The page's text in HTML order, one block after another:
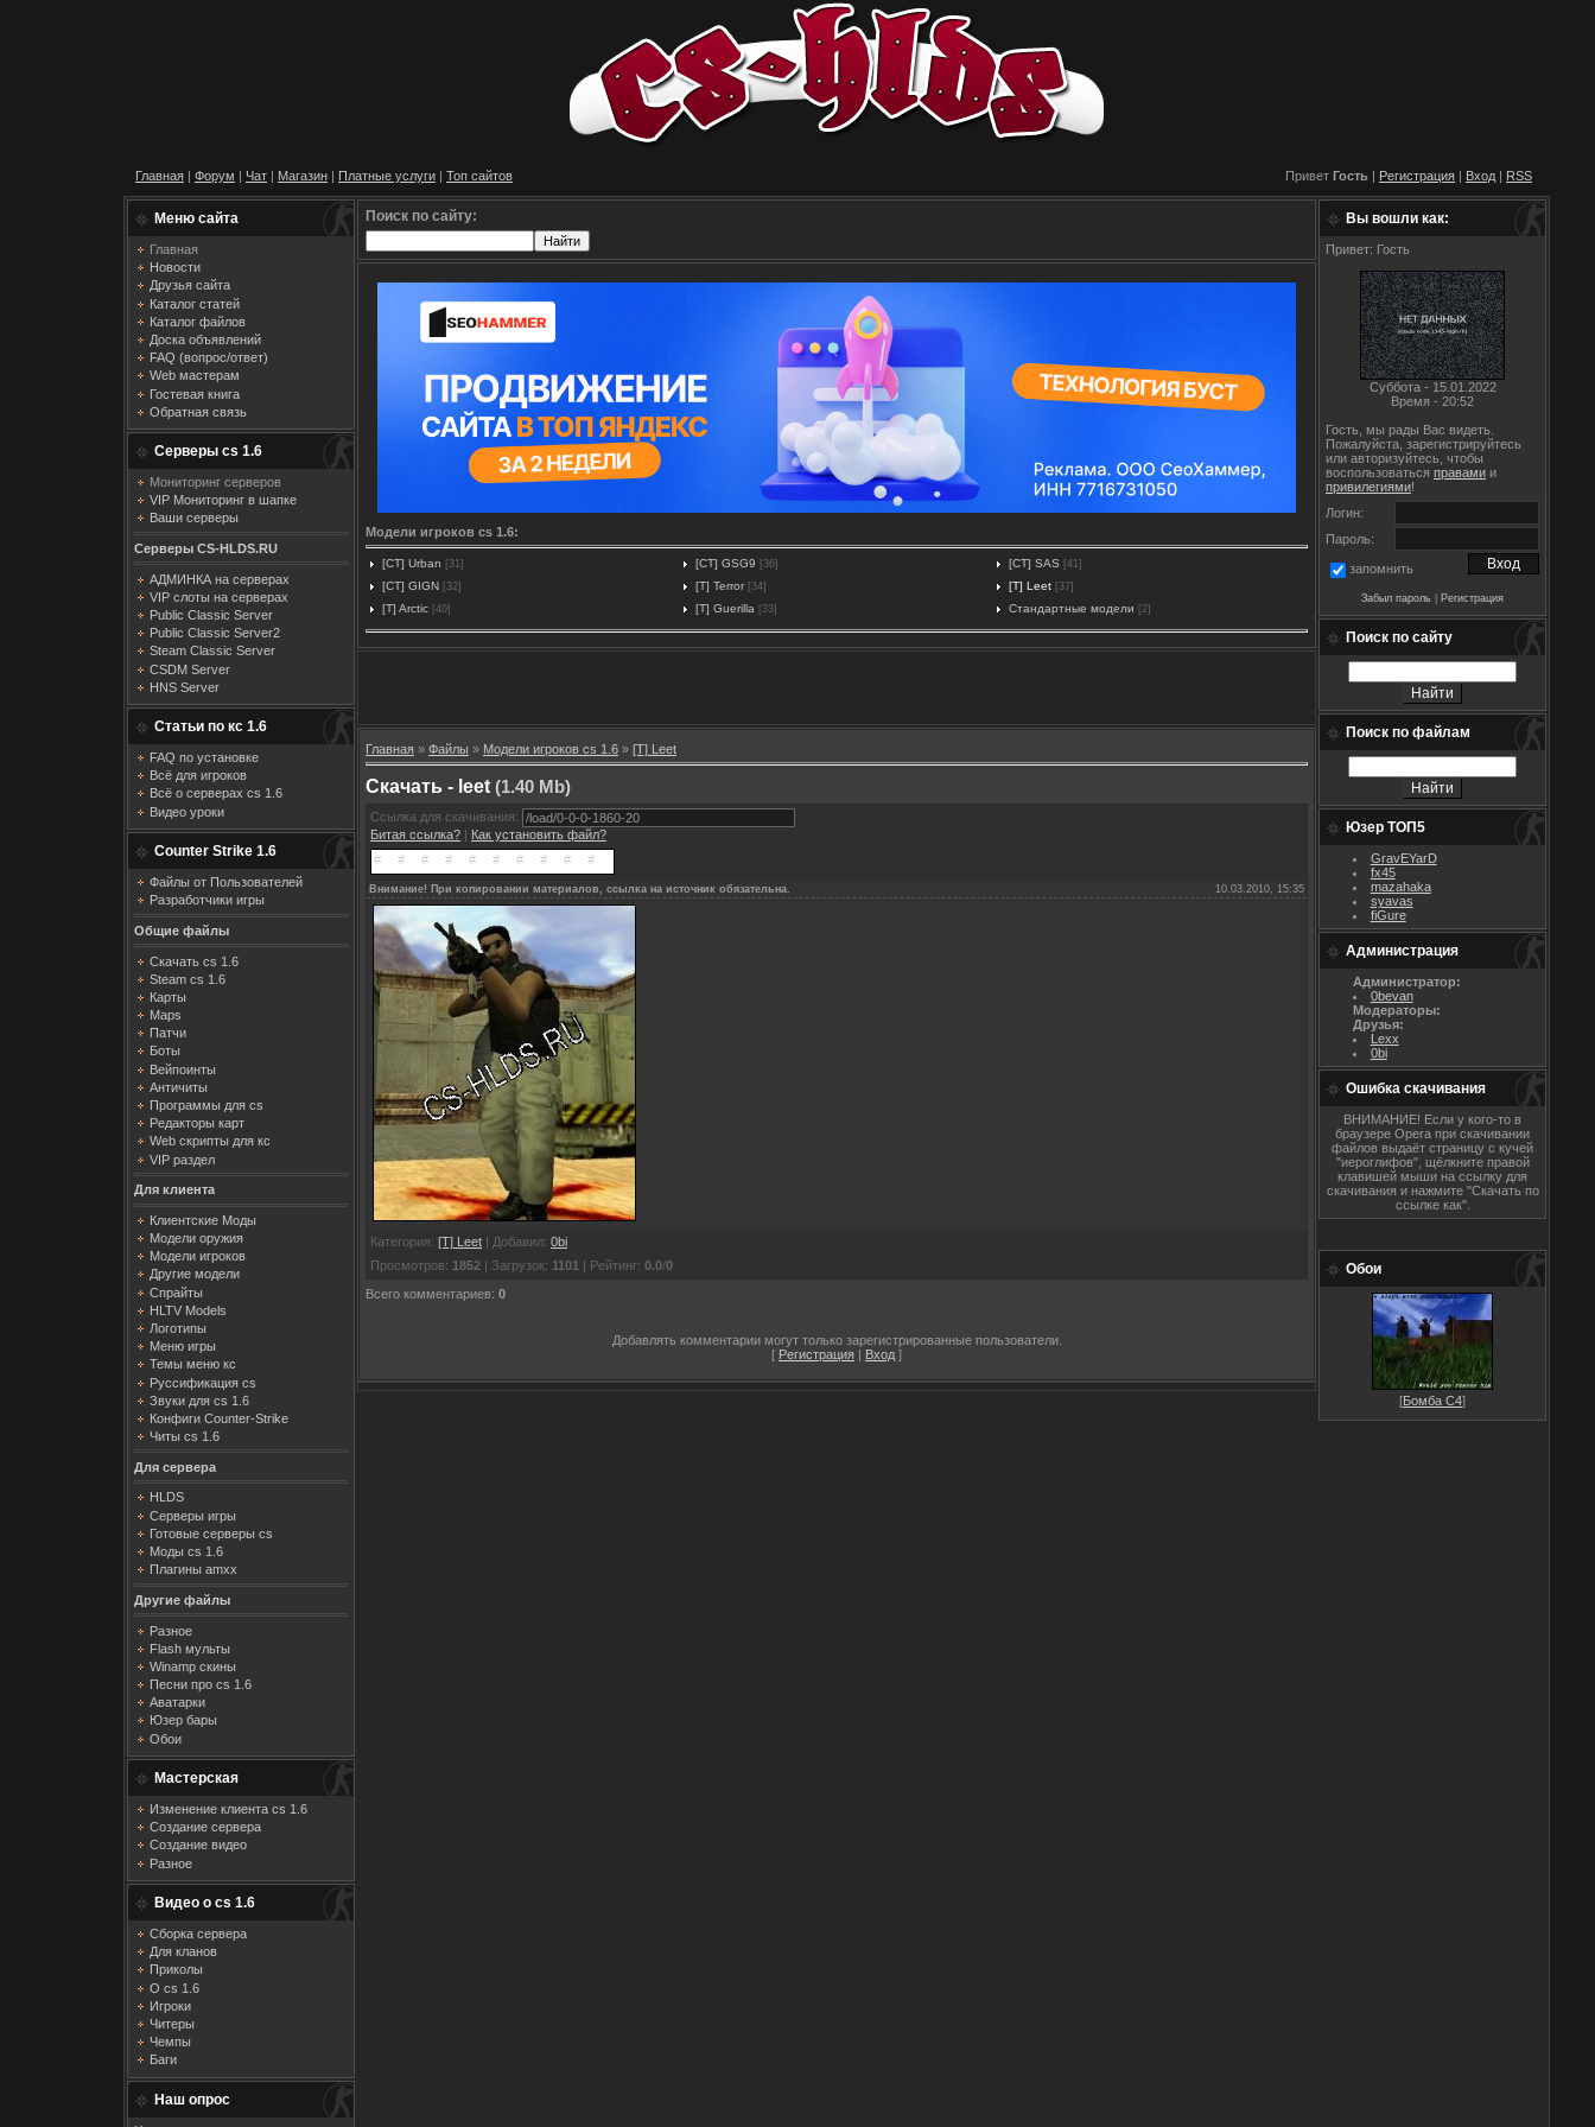
Главная | Форум | Чат | Магазин | Платные услуги | Топ сайтов Привет Гость | Регистрация | Вход | RSS
Меню сайта
Главная
Новости
Друзья сайта
Каталог статей
Каталог файлов
Доска объявлений
FAQ (вопрос/ответ)
Web мастерам
Гостевая книга
Обратная связь
Серверы cs 1.6
Мониторинг серверов
VIP Мониторинг в шапке
Ваши серверы
Серверы CS-HLDS.RU
АДМИНКА на серверах
VIP слоты на серверах
Public Classic Server
Public Classic Server2
Steam Classic Server
CSDM Server
HNS Server
Статьи по кс 1.6
FAQ по установке
Всё для игроков
Всё о серверах cs 1.6
Видео уроки
Counter Strike 1.6
Файлы от Пользователей
Разработчики игры
Общие файлы
Скачать cs 1.6
Steam cs 1.6
Карты
Maps
Патчи
Боты
Вейпоинты
Античиты
Программы для cs
Редакторы карт
Web скрипты для кс
VIP раздел
Для клиента
Клиентские Моды
Модели оружия
Модели игроков
Другие модели
Спрайты
HLTV Models
Логотипы
Меню игры
Темы меню кс
Руссификация cs
Звуки для cs 1.6
Конфиги Counter-Strike
Читы cs 1.6
Для сервера
HLDS
Серверы игры
Готовые серверы cs
Моды cs 1.6
Плагины amxx
Другие файлы
Разное
Flash мульты
Winamp скины
Песни про cs 1.6
Аватарки
Юзер бары
Обои
Мастерская
Изменение клиента cs 1.6
Создание сервера
Создание видео
Разное
Видео о cs 1.6
Сборка сервера
Для кланов
Приколы
О cs 1.6
Игроки
Читеры
Чемпы
Баги
Наш опрос
Поиск по сайту:
Модели игроков cs 1.6:
[CT] Urban [31] [CT] GSG9 [36] [CT] SAS [41]
[CT] GIGN [32] [T] Terror [34] [T] Leet [37]
[T] Arctic [40] [T] Guerilla [33] Стандартные модели [2]
Главная » Файлы » Модели игроков cs 1.6 » [T] Leet
Скачать - leet (1.40 Mb)
Ссылка для скачивания:
Битая ссылка? | Как установить файл?
Внимание! При копировании материалов, ссылка на источник обязательна. 10.03.2010, 15:35
Категория: [T] Leet | Добавил: 0bi
Просмотров: 1852 | Загрузок: 1101 | Рейтинг: 0.0/0
Всего комментариев: 0
Добавлять комментарии могут только зарегистрированные пользователи.
[ Регистрация | Вход ]
Вы вошли как:
Привет: Гость
Суббота - 15.01.2022
Время - 20:52
Гость, мы рады Вас видеть.
Пожалуйста, зарегистрируйтесь
или авторизуйтесь, чтобы
воспользоваться правами и
привилегиями!
Логин:
Пароль:
запомнить
Забыл пароль Регистрация
Поиск по сайту
Поиск по файлам
Юзер ТОП5
GravEYarD
fx45
mazahaka
syavas
fiGure
Администрация
Администратор:
0bevan
Модераторы:
Друзья:
Lexx
0bi
Ошибка скачивания
ВНИМАНИЕ! Если у кого-то в
браузере Opera при скачивании
файлов выдаёт страницу с кучей
"иероглифов", щёлкните правой
клавишей мыши на ссылку для
скачивания и нажмите "Скачать по
ссылке как".
Обои
[Бомба C4]